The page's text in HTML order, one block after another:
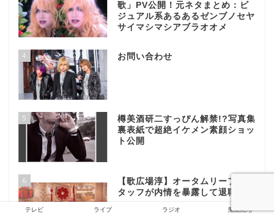
歌」PV公開！元ネタまとめ：ビ
ジュアル系あるあるゼンブノセヤ
サイマシマシアブラオオメ
4 お問い合わせ
5
樽美酒研二すっぴん解禁!?写真集
裏表紙で超絶イケメン素顔ショッ
ト公開
6
【歌広場淳】オータムリーフ元ス
タッフが内情を暴露して退職
テレビ ライブ ラジオ 鬼龍院翔